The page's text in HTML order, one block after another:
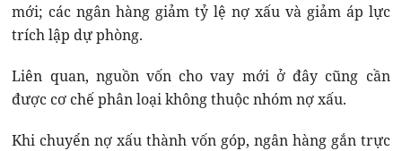
mới; các ngân hàng giảm tỷ lệ nợ xấu và giảm áp lực
trích lập dự phòng.
Liên quan, nguồn vốn cho vay mới ở đây cũng cần
được cơ chế phân loại không thuộc nhóm nợ xấu.
Khi chuyển nợ xấu thành vốn góp, ngân hàng gắn trực